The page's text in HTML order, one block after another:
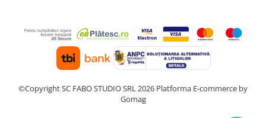
©Copyright SC FABO STUDIO SRL 2026 Platforma E-commerce by
Gomag